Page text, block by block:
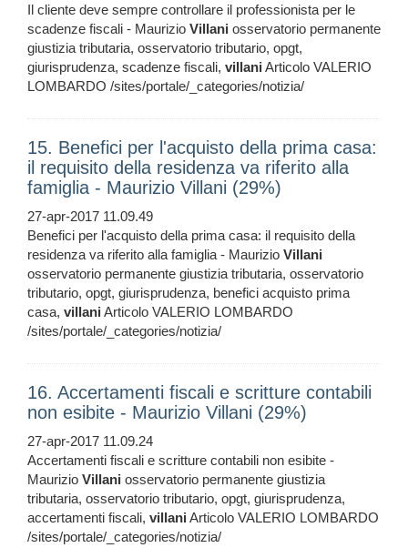
Il cliente deve sempre controllare il professionista per le
scadenze fiscali - Maurizio Villani osservatorio permanente
giustizia tributaria, osservatorio tributario, opgt,
giurisprudenza, scadenze fiscali, villani Articolo VALERIO
LOMBARDO /sites/portale/_categories/notizia/
15. Benefici per l'acquisto della prima casa:
il requisito della residenza va riferito alla
famiglia - Maurizio Villani (29%)
27-apr-2017 11.09.49
Benefici per l'acquisto della prima casa: il requisito della
residenza va riferito alla famiglia - Maurizio Villani
osservatorio permanente giustizia tributaria, osservatorio
tributario, opgt, giurisprudenza, benefici acquisto prima
casa, villani Articolo VALERIO LOMBARDO
/sites/portale/_categories/notizia/
16. Accertamenti fiscali e scritture contabili
non esibite - Maurizio Villani (29%)
27-apr-2017 11.09.24
Accertamenti fiscali e scritture contabili non esibite -
Maurizio Villani osservatorio permanente giustizia
tributaria, osservatorio tributario, opgt, giurisprudenza,
accertamenti fiscali, villani Articolo VALERIO LOMBARDO
/sites/portale/_categories/notizia/